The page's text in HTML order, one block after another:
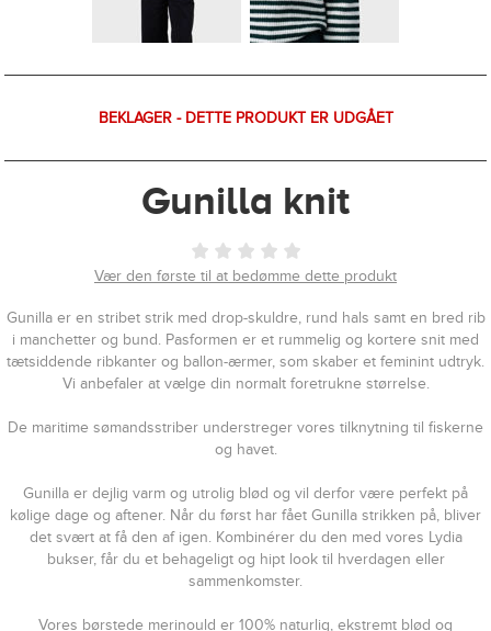
BEKLAGER - DETTE PRODUKT ER UDGÅET
Gunilla knit
Vær den første til at bedømme dette produkt
Gunilla er en stribet strik med drop-skuldre, rund hals samt en bred rib
i manchetter og bund. Pasformen er et rummelig og kortere snit med
tætsiddende ribkanter og ballon-ærmer, som skaber et feminint udtryk.
Vi anbefaler at vælge din normalt foretrukne størrelse.
De maritime sømandsstriber understreger vores tilknytning til fiskerne
og havet.
Gunilla er dejlig varm og utrolig blød og vil derfor være perfekt på
kølige dage og aftener. Når du først har fået Gunilla strikken på, bliver
det svært at få den af igen. Kombinérer du den med vores Lydia
bukser, får du et behageligt og hipt look til hverdagen eller
sammenkomster.
Vores børstede merinould er 100% naturlig, ekstremt blød og